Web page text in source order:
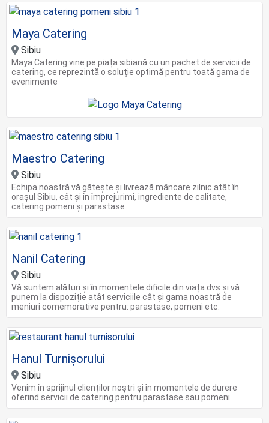
Maya Catering
Sibiu
Maya Catering vine pe piața sibiană cu un pachet de servicii de
catering, ce reprezintă o soluție optimă pentru toată gama de
evenimente
Maestro Catering
Sibiu
Echipa noastră vă gătește și livrează mâncare zilnic atât în
orașul Sibiu, cât și în împrejurimi, ingrediente de calitate,
catering pomeni și parastase
Nanil Catering
Sibiu
Vă suntem alături și în momentele dificile din viața dvs și vă
punem la dispoziție atât serviciile cât și gama noastră de
meniuri comemorative pentru: parastase, pomeni etc.
Hanul Turnișorului
Sibiu
Venim în sprijinul clienților noștri și în momentele de durere
oferind servicii de catering pentru parastase sau pomeni